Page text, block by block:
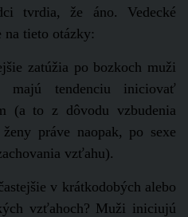
tvrdia, že áno. Vedecké
na tieto otázky:
po bozkoch muži
tendenciu iniciovať
(a to z dôvodu vzbudenia
práve naopak, po sexe
vzťahu).
v krátkodobých alebo
vzťahoch? Muži iniciujú